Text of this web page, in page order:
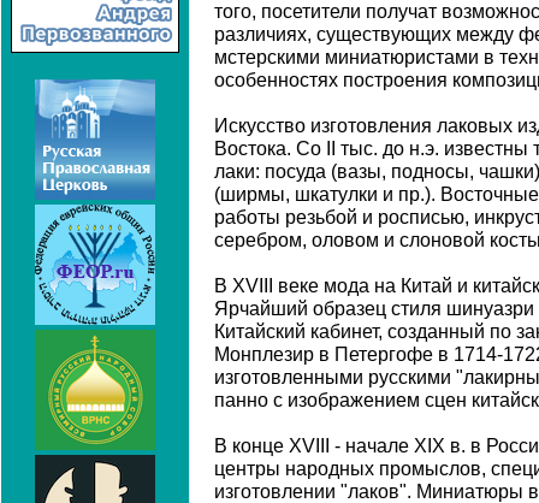
того, посетители получат
различиях, существующих между
мстерскими миниатюристами в
особенностях построения
Искусство изготовления лаковых
Востока. Со II тыс. до н.э. известны
лаки: посуда (вазы, подносы,
(ширмы, шкатулки и пр.).
работы резьбой и росписью,
серебром, оловом и слоновой
В XVIII веке мода на Китай и
Ярчайший образец стиля шинуазри
Китайский кабинет, созданный по
Монплезир в Петергофе в 1714-
изготовленными русскими
панно с изображением сцен
В конце XVIII - начале XIX в. в
центры народных промыслов,
изготовлении "лаков". Миниатюры